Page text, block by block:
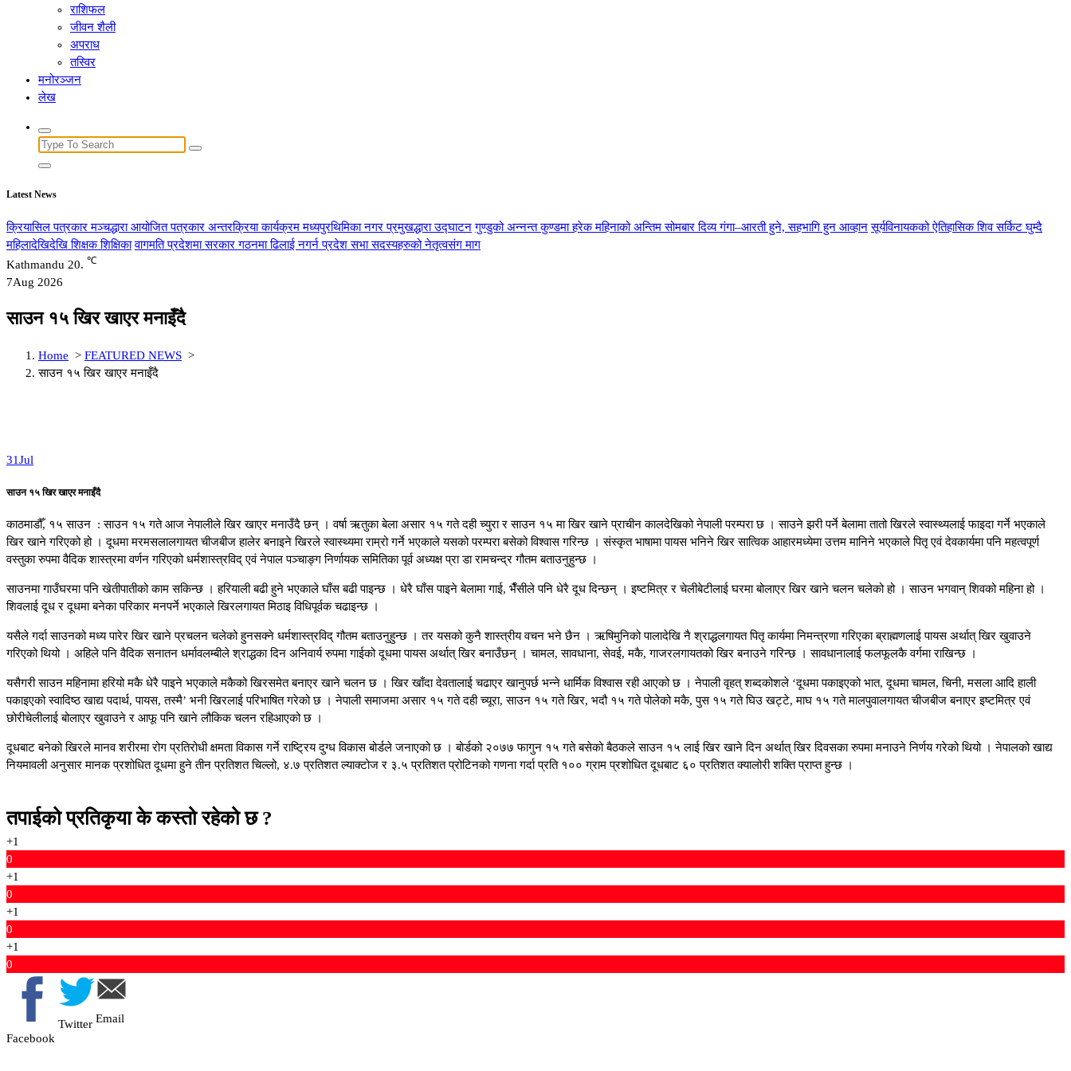
राशिफल
जीवन शैली
अपराध
तस्विर
मनोरञ्जन
लेख
Search
for:
Latest News
क्रियासिल पत्रकार मञ्चद्धारा आयोजित पत्रकार अन्तरक्रिया कार्यक्रम मध्यपुरथिमिका नगर प्रमुखद्धारा उद्घाटन गुण्डुको अन्नन्त कुण्डमा हरेक महिनाको अन्तिम सोमबार दिव्य गंगा–आरती हुने, सहभागि हुन आव्हान सूर्यविनायकको ऐतिहासिक शिव सर्किट घुम्दै
महिलादेखिदेखि शिक्षक शिक्षिका वागमति प्रदेशमा सरकार गठनमा ढिलाई नगर्न प्रदेश सभा सदस्यहरुको नेतृत्वसंग माग
Kathmandu 20. ℃
7Aug 2026
साउन १५ खिर खाएर मनाइँदै
Home > FEATURED NEWS >
साउन १५ खिर खाएर मनाइँदै
31Jul
साउन १५ खिर खाएर मनाइँदै
काठमाडौँ, १५ साउन : साउन १५ गते आज नेपालीले खिर खाएर मनाउँदै छन् । वर्षा ऋतुका बेला असार १५ गते दही च्युरा र साउन १५ मा खिर खाने प्राचीन कालदेखिको नेपाली परम्परा छ । साउने झरी पर्ने बेलामा तातो खिरले स्वास्थ्यलाई फाइदा गर्ने भएकाले
खिर खाने गरिएको हो । दूधमा मरमसलालगायत चीजबीज हालेर बनाइने खिरले स्वास्थ्यमा राम्रो गर्ने भएकाले यसको परम्परा बसेको विश्वास गरिन्छ । संस्कृत भाषामा पायस भनिने खिर सात्विक आहारमध्येमा उत्तम मानिने भएकाले पितृ एवं देवकार्यमा पनि महत्वपूर्ण
वस्तुका रुपमा वैदिक शास्त्रमा वर्णन गरिएको धर्मशास्त्रविद् एवं नेपाल पञ्चाङ्ग निर्णायक समितिका पूर्व अध्यक्ष प्रा डा रामचन्द्र गौतम बताउनुहुन्छ ।
साउनमा गाउँघरमा पनि खेतीपातीको काम सकिन्छ । हरियाली बढी हुने भएकाले घाँस बढी पाइन्छ । धेरै घाँस पाइने बेलामा गाई, भैँसीले पनि धेरै दूध दिन्छन् । इष्टमित्र र चेलीबेटीलाई घरमा बोलाएर खिर खाने चलन चलेको हो । साउन भगवान् शिवको महिना हो ।
शिवलाई दूध र दूधमा बनेका परिकार मनपर्ने भएकाले खिरलगायत मिठाइ विधिपूर्वक चढाइन्छ ।
यसैले गर्दा साउनको मध्य पारेर खिर खाने प्रचलन चलेको हुनसक्ने धर्मशास्त्रविद् गौतम बताउनुहुन्छ । तर यसको कुनै शास्त्रीय वचन भने छैन । ऋषिमुनिको पालादेखि नै श्राद्धलगायत पितृ कार्यमा निमन्त्रणा गरिएका ब्राह्मणलाई पायस अर्थात् खिर खुवाउने
गरिएको थियो । अहिले पनि वैदिक सनातन धर्मावलम्बीले श्राद्धका दिन अनिवार्य रुपमा गाईको दूधमा पायस अर्थात् खिर बनाउँछन् । चामल, सावधाना, सेवई, मकै, गाजरलगायतको खिर बनाउने गरिन्छ । सावधानालाई फलफूलकै वर्गमा राखिन्छ ।
यसैगरी साउन महिनामा हरियो मकै धेरै पाइने भएकाले मकैको खिरसमेत बनाएर खाने चलन छ । खिर खाँदा देवतालाई चढाएर खानुपर्छ भन्ने धार्मिक विश्वास रही आएको छ । नेपाली वृहत् शब्दकोशले ‘दूधमा पकाइएको भात, दूधमा चामल, चिनी, मसला आदि हाली
पकाइएको स्वादिष्ठ खाद्य पदार्थ, पायस, तस्मै’ भनी खिरलाई परिभाषित गरेको छ । नेपाली समाजमा असार १५ गते दही च्यूरा, साउन १५ गते खिर, भदौ १५ गते पोलेको मकै, पुस १५ गते घिउ खट्टे, माघ १५ गते मालपुवालगायत चीजबीज बनाएर इष्टमित्र एवं
छोरीचेलीलाई बोलाएर खुवाउने र आफू पनि खाने लौकिक चलन रहिआएको छ ।
दूधबाट बनेको खिरले मानव शरीरमा रोग प्रतिरोधी क्षमता विकास गर्ने राष्ट्रिय दुग्ध विकास बोर्डले जनाएको छ । बोर्डको २०७७ फागुन १५ गते बसेको बैठकले साउन १५ लाई खिर खाने दिन अर्थात् खिर दिवसका रुपमा मनाउने निर्णय गरेको थियो । नेपालको खाद्य
नियमावली अनुसार मानक प्रशोधित दूधमा हुने तीन प्रतिशत चिल्लो, ४.७ प्रतिशत ल्याक्टोज र ३.५ प्रतिशत प्रोटिनको गणना गर्दा प्रति १०० ग्राम प्रशोधित दूधबाट ६० प्रतिशत क्यालोरी शक्ति प्राप्त हुन्छ ।
तपाईको प्रतिकृया के कस्तो रहेको छ ?
+1
0
+1
0
+1
0
+1
0
Facebook
Twitter Email